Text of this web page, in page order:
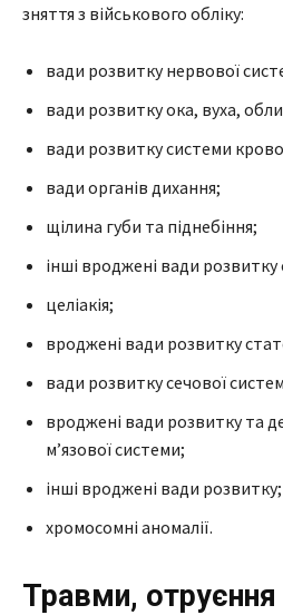
зняття з військового обліку:
вади розвитку нервової
вади розвитку ока, вуха,
вади розвитку системи
вади органів дихання;
щілина губи та піднебіння;
інші вроджені вади розвитку
целіакія;
вроджені вади розвитку
вади розвитку сечової
вроджені вади розвитку та
м’язової системи;
інші вроджені вади розвитку;
хромосомні аномалії.
Травми, отруєння